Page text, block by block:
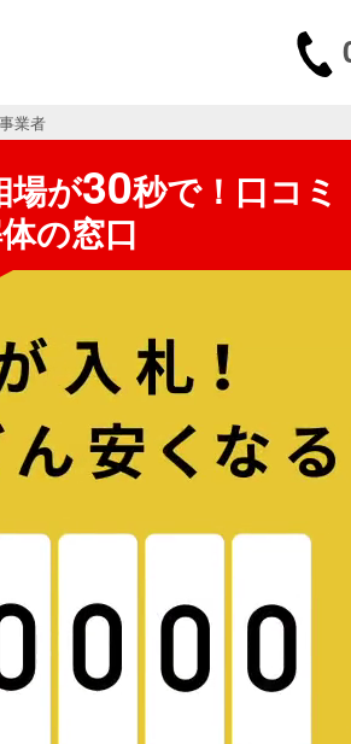
業者
場が30秒で！口コミ
の窓口